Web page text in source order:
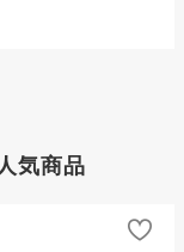
気商品